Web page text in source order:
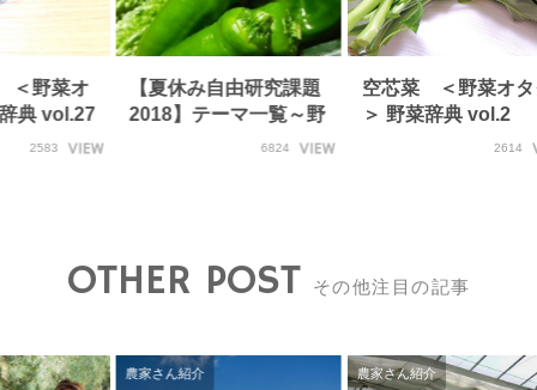
＜野菜オ
典 vol.27
2583
【夏休み自由研究課題
2018】テーマ一覧～野
菜実験に挑戦しよ…
6824
空芯菜 ＜野菜オタ
＞ 野菜辞典 vol.2
2614
OTHER POST その他注目の記事
農家さん紹介 農家さん紹介